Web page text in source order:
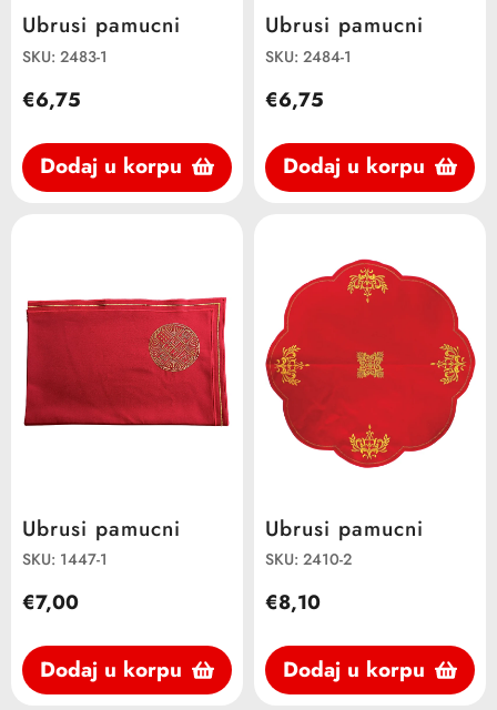
Ubrusi pamucni
SKU: 2483-1
€6,75
Dodaj u korpu
Ubrusi pamucni
SKU: 2484-1
€6,75
Dodaj u korpu
Ubrusi pamucni
SKU: 1447-1
€7,00
Dodaj u korpu
Ubrusi pamucni
SKU: 2410-2
€8,10
Dodaj u korpu